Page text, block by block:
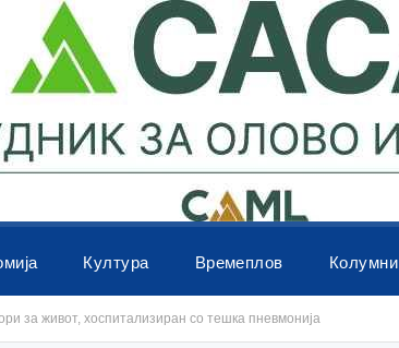
Култура Времеплов Колумни
за живот, хоспитализиран со тешка пневмонија